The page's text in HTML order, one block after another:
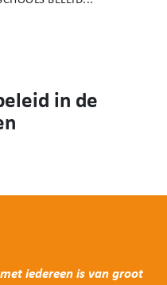
in de
iedereen is van groot